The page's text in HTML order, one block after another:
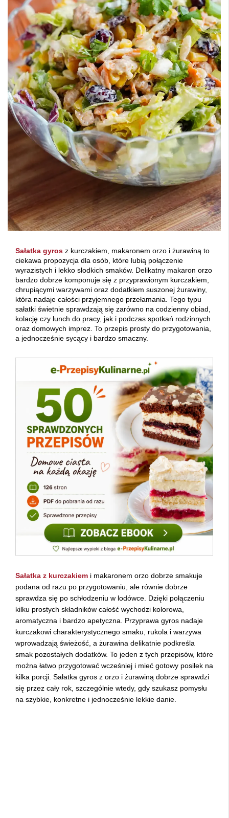
Sałatka gyros z kurczakiem, makaronem orzo i żurawiną to
ciekawa propozycja dla osób, które lubią połączenie
wyrazistych i lekko słodkich smaków. Delikatny makaron orzo
bardzo dobrze komponuje się z przyprawionym kurczakiem,
chrupiącymi warzywami oraz dodatkiem suszonej żurawiny,
która nadaje całości przyjemnego przełamania. Tego typu
sałatki świetnie sprawdzają się zarówno na codzienny obiad,
kolację czy lunch do pracy, jak i podczas spotkań rodzinnych
oraz domowych imprez. To przepis prosty do przygotowania,
a jednocześnie sycący i bardzo smaczny.
Sałatka z kurczakiem i makaronem orzo dobrze smakuje
podana od razu po przygotowaniu, ale równie dobrze
sprawdza się po schłodzeniu w lodówce. Dzięki połączeniu
kilku prostych składników całość wychodzi kolorowa,
aromatyczna i bardzo apetyczna. Przyprawa gyros nadaje
kurczakowi charakterystycznego smaku, rukola i warzywa
wprowadzają świeżość, a żurawina delikatnie podkreśla
smak pozostałych dodatków. To jeden z tych przepisów, które
można łatwo przygotować wcześniej i mieć gotowy posiłek na
kilka porcji. Sałatka gyros z orzo i żurawiną dobrze sprawdzi
się przez cały rok, szczególnie wtedy, gdy szukasz pomysłu
na szybkie, konkretne i jednocześnie lekkie danie.